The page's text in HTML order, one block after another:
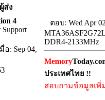
ผู้ส่ง
4
Support
อ: Sep 04,
ตอบ: Wed Apr
DDR4-2133MHz
Memory
ประเทศไทย !!
สอบถามข้อมูลเพิ่